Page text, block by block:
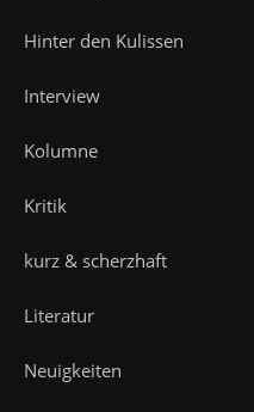
Hinter den Kulissen
Interview
Kolumne
Kritik
kurz & scherzhaft
Literatur
Neuigkeiten